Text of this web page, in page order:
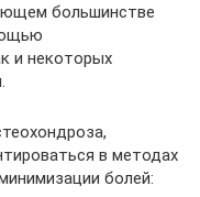
большинстве
и некоторых
в методах
болей: